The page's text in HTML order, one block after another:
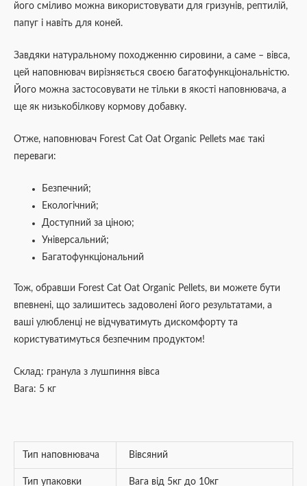
його сміливо можна використовувати для гризунів, рептилій,
папуг і навіть для коней.
Завдяки натуральному походженню сировини, а саме – вівса,
цей наповнювач вирізняється своєю багатофункціональністю.
Його можна застосовувати не тільки в якості наповнювача, а
ще як низькобілкову кормову добавку.
Отже, наповнювач Forest Cat Oat Organic Pellets має такі
переваги:
Безпечний;
Екологічний;
Доступний за ціною;
Універсальний;
Багатофункціональний
Тож, обравши Forest Cat Oat Organic Pellets, ви можете бути
впевнені, що залишитесь задоволені його результатами, а
ваші улюбленці не відчуватимуть дискомфорту та
користуватимуться безпечним продуктом!
Склад: гранула з лушпиння вівса
Вага: 5 кг
Тип наповнювача Вівсяний
Тип упаковки Вага від 5кг до 10кг